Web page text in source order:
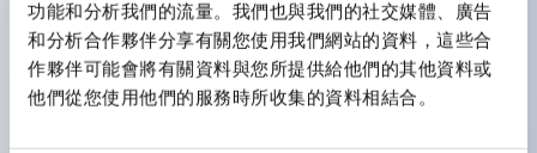
功能和分析我們的流量。我們也與我們的社交媒體、廣告
和分析合作夥伴分享有關您使用我們網站的資料，這些合
作夥伴可能會將有關資料與您所提供給他們的其他資料或
他們從您使用他們的服務時所收集的資料相結合。
示燈的亮燈/熄燈狀態，以及點燈時的顏色識別。
符合 ISO 3864-4 安全色規範：在危險或緊急狀況下，
顏色表現更明確鮮明，便於更多人識別。